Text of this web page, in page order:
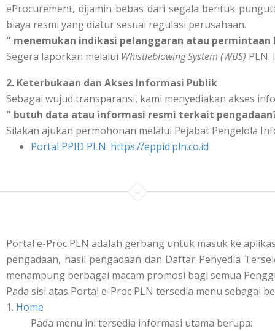
eProcurement, dijamin bebas dari segala bentuk
biaya resmi yang diatur sesuai regulasi perusahaan.
" menemukan indikasi pelanggaran atau
Segera laporkan melalui Whistleblowing System (WBS) PLN.
2. Keterbukaan dan Akses Informasi Publik
Sebagai wujud transparansi, kami menyediakan akses
" butuh data atau informasi resmi terkait
Silakan ajukan permohonan melalui Pejabat Pengelola
Portal PPID PLN: https://eppid.pln.co.id
Portal e-Proc PLN adalah gerbang untuk masuk ke
pengadaan, hasil pengadaan dan Daftar Penyedia
menampung berbagai macam promosi bagi semua
Pada sisi atas Portal e-Proc PLN tersedia menu sebagai
1. Home
Pada menu ini tersedia informasi utama berupa: